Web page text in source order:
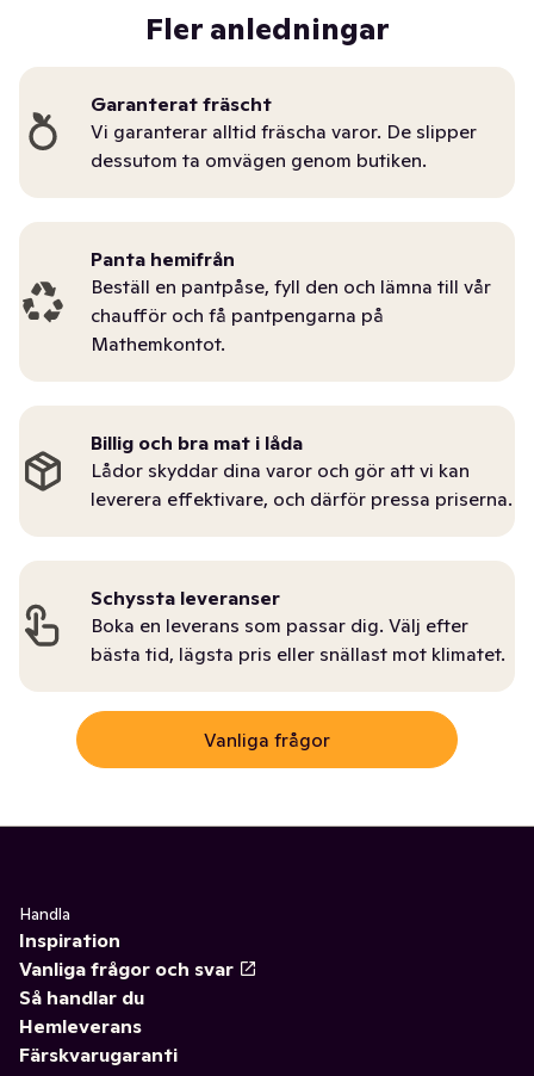
Fler anledningar
Garanterat fräscht
Vi garanterar alltid fräscha varor. De slipper
dessutom ta omvägen genom butiken.
Panta hemifrån
Beställ en pantpåse, fyll den och lämna till vår
chaufför och få pantpengarna på
Mathemkontot.
Billig och bra mat i låda
Lådor skyddar dina varor och gör att vi kan
leverera effektivare, och därför pressa priserna.
Schyssta leveranser
Boka en leverans som passar dig. Välj efter
bästa tid, lägsta pris eller snällast mot klimatet.
Vanliga frågor
Handla
Inspiration
Vanliga frågor och svar
Så handlar du
Hemleverans
Färskvarugaranti